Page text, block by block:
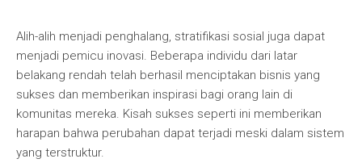
Alih-alih menjadi penghalang, stratifikasi sosial juga dapat
menjadi pemicu inovasi. Beberapa individu dari latar
belakang rendah telah berhasil menciptakan bisnis yang
sukses dan memberikan inspirasi bagi orang lain di
komunitas mereka. Kisah sukses seperti ini memberikan
harapan bahwa perubahan dapat terjadi meski dalam sistem
yang terstruktur.